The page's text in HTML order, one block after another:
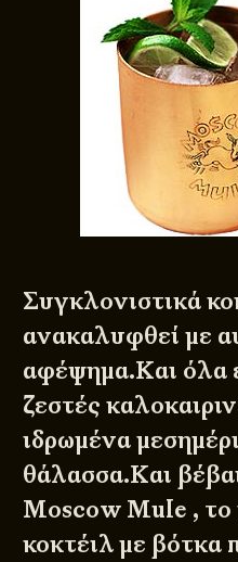
Συγκλονιστικά
ανακαλυφθεί με
αφέψημα.Και όλα
ζεστές
ιδρωμένα
θάλασσα.Και
Moscow Mule ,
κοκτέιλ με βότκα